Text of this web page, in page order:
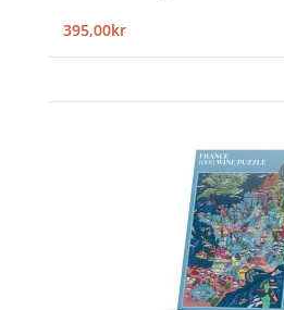
395,00kr